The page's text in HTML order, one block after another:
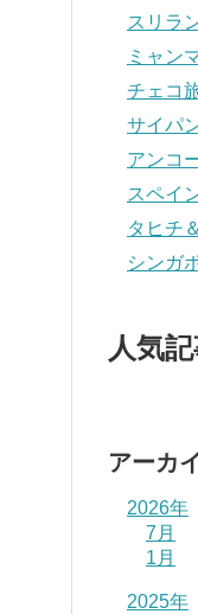
スリラ
ミャン
チェコ
サイパ
アンコ
スペイ
タヒチ
シンガ
人気
アーカ
2026年
7月
1月
2025年